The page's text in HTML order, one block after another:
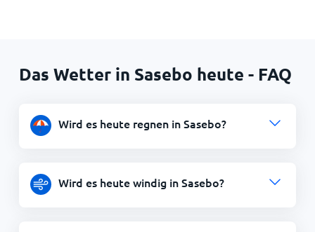
Das Wetter in Sasebo heute - FAQ
Wird es heute regnen in Sasebo?
Wird es heute windig in Sasebo?